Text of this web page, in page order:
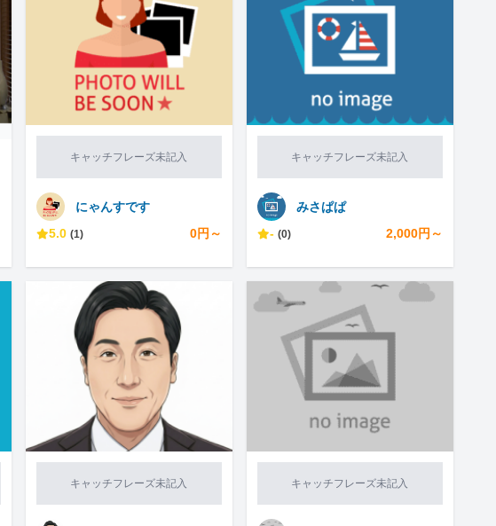
キャッチフレーズ未記入
にゃんすです
5.0 (1) 0円～
キャッチフレーズ未記入
みさぱぱ
- (0) 2,000円～
キャッチフレーズ未記入 キャッチフレーズ未記入